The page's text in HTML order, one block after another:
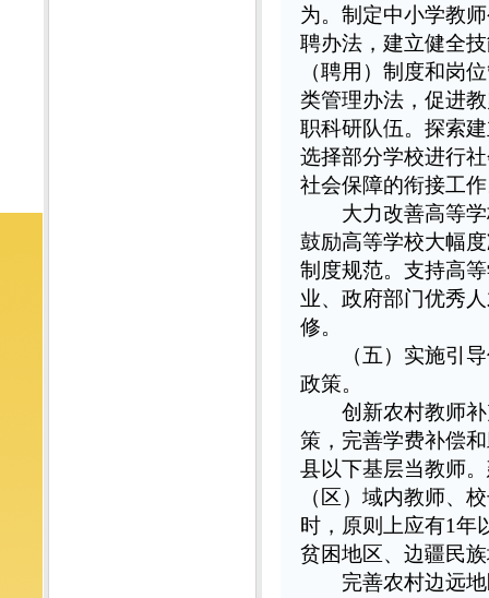
为。制定中小学教
聘办法，建立健全
（聘用）制度和岗
类管理办法，促进
职科研队伍。探索
选择部分学校进行
社会保障的衔接工
大力改善高等学
鼓励高等学校大幅
制度规范。支持高
业、政府部门优秀
修。
（五）实施引
政策。
创新农村教师补
策，完善学费补偿
县以下基层当教师
（区）域内教师、
时，原则上应有1年
贫困地区、边疆民
完善农村边远地